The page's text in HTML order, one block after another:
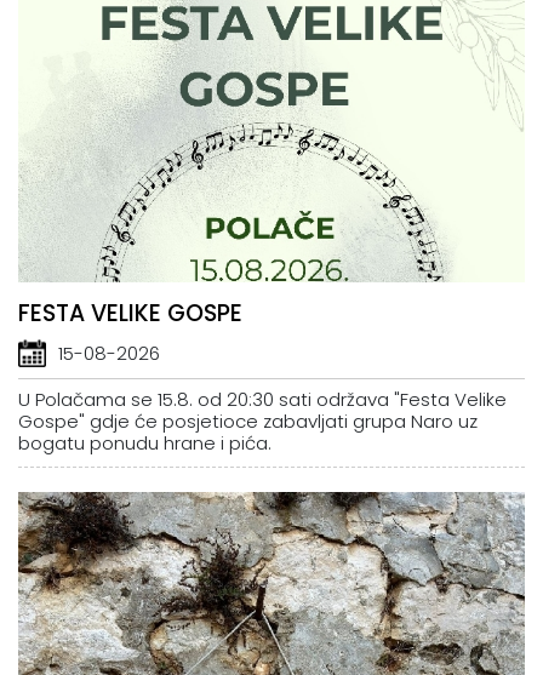
FESTA VELIKE GOSPE
15-08-2026
U Polačama se 15.8. od 20:30 sati održava "Festa Velike
Gospe" gdje će posjetioce zabavljati grupa Naro uz
bogatu ponudu hrane i pića.